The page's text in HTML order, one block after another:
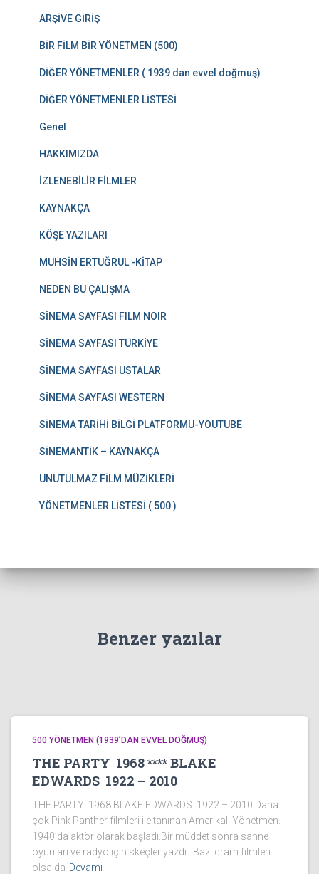
ARŞİVE GİRİŞ
BİR FİLM BİR YÖNETMEN (500)
DİĞER YÖNETMENLER ( 1939 dan evvel doğmuş)
DİĞER YÖNETMENLER LİSTESİ
Genel
HAKKIMIZDA
İZLENEBİLİR FİLMLER
KAYNAKÇA
KÖŞE YAZILARI
MUHSİN ERTUĞRUL -KİTAP
NEDEN BU ÇALIŞMA
SİNEMA SAYFASI FILM NOIR
SİNEMA SAYFASI TÜRKİYE
SİNEMA SAYFASI USTALAR
SİNEMA SAYFASI WESTERN
SİNEMA TARİHİ BİLGİ PLATFORMU-YOUTUBE
SİNEMANTİK – KAYNAKÇA
UNUTULMAZ FİLM MÜZİKLERİ
YÖNETMENLER LİSTESİ ( 500 )
Benzer yazılar
500 YÖNETMEN (1939’DAN EVVEL DOĞMUŞ)
THE PARTY 1968 **** BLAKE
EDWARDS 1922 – 2010
THE PARTY 1968 BLAKE EDWARDS 1922 – 2010 Daha
çok Pink Panther filmleri ile tanınan Amerikalı Yönetmen.
1940’da aktör olarak başladı.Bir müddet sonra sahne
oyunları ve radyo için skeçler yazdı. Bazı dram filmleri
olsa da Devamı